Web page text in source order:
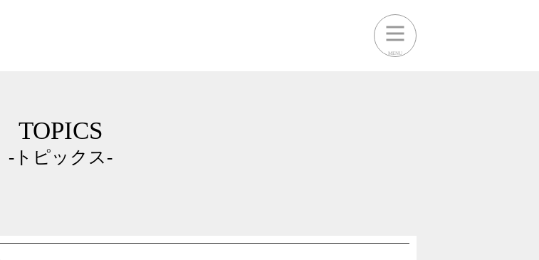
TOPICS
-トピックス-